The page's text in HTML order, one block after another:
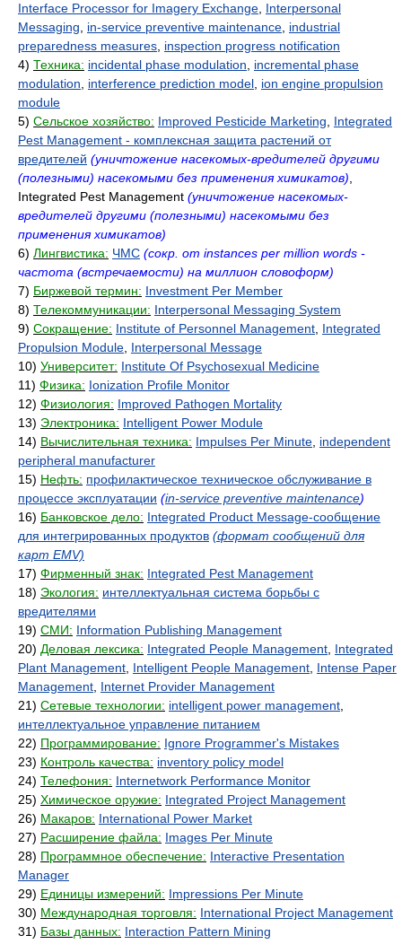
Interface Processor for Imagery Exchange Interpersonal
Messaging
in-service preventive maintenance industrial
preparedness measures inspection progress notification
4) Техника: incidental phase modulation
incremental phase
modulation
interference prediction model ion engine propulsion
module
5) Сельское хозяйство: Improved Pesticide Marketing
Integrated
Pest Management - комплексная защита растений от
вредителей (уничтожение насекомых-вредителей другими
(полезными) насекомыми без применения химикатов)
Integrated Pest Management (уничтожение насекомых-
вредителей другими (полезными) насекомыми без
применения химикатов)
6) Лингвистика: ЧМС (сокр. от instances per million words -
частота (встречаемости) на миллион словоформ)
7) Биржевой термин: Investment Per Member
8) Телекоммуникации: Interpersonal Messaging System
9) Сокращение: Institute of Personnel Management Integrated
Propulsion Module Interpersonal Message
10) Университет: Institute Of Psychosexual Medicine
11) Физика: Ionization Profile Monitor
12) Физиология: Improved Pathogen Mortality
13) Электроника: Intelligent Power Module
14) Вычислительная техника: Impulses Per Minute independent
peripheral manufacturer
15) Нефть: профилактическое техническое обслуживание в
процессе эксплуатации (in-service preventive maintenance)
16) Банковское дело: Integrated Product Message-сообщение
для интегрированных продуктов (формат сообщений для
карт EMV)
17) Фирменный знак: Integrated Pest Management
18) Экология: интеллектуальная система борьбы с
вредителями
19) СМИ: Information Publishing Management
20) Деловая лексика: Integrated People Management Integrated
Plant Management Intelligent People Management Intense Paper
Management Internet Provider Management
21) Сетевые технологии: intelligent power management
интеллектуальное управление питанием
22) Программирование: Ignore Programmer's Mistakes
23) Контроль качества: inventory policy model
24) Телефония: Internetwork Performance Monitor
25) Химическое оружие: Integrated Project Management
26) Макаров: International Power Market
27) Расширение файла: Images Per Minute
28) Программное обеспечение: Interactive Presentation
Manager
29) Единицы измерений: Impressions Per Minute
30) Международная торговля: International Project Management
31) Базы данных: Interaction Pattern Mining